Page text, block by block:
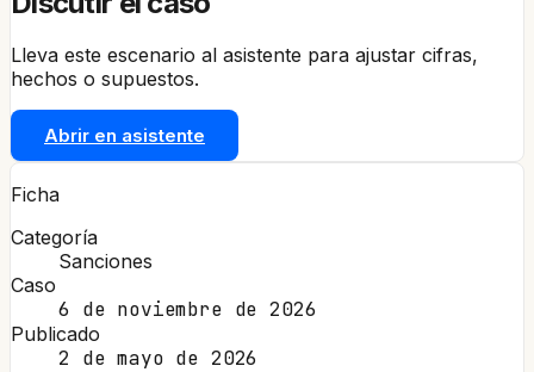
Lleva este escenario al asistente para ajustar cifras,
hechos o supuestos.
Abrir en asistente
Ficha
Categoría
Sanciones
Caso
6 de noviembre de 2026
Publicado
2 de mayo de 2026